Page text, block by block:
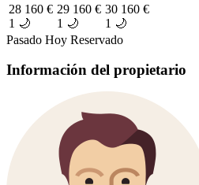
28 160 €
1 🌙
29 160 €
1 🌙
30 160 €
1 🌙
Pasado Hoy Reservado
Información del propietario